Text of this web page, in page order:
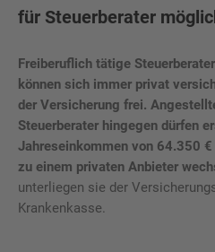
für Steuerberater
Freiberuflich tätige
können sich immer privat
der Versicherung frei.
Steuerberater hingegen dürfen
Jahreseinkommen von 64.350
zu einem privaten Anbieter
unterliegen sie der
Krankenkasse.